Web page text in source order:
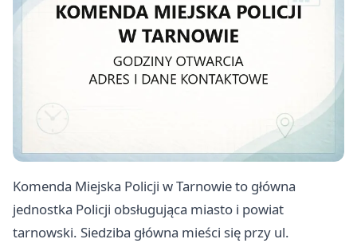
Komenda Miejska Policji w Tarnowie to główna
jednostka Policji obsługująca miasto i powiat
tarnowski. Siedziba główna mieści się przy ul.